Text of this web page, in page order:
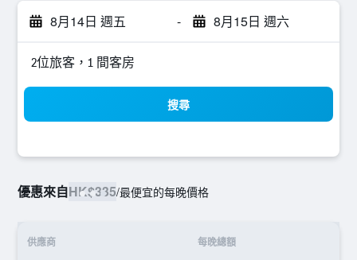
8月14日 週五 - 8月15日 週六
2位旅客，1 間客房
搜尋
優惠來自HK$335/最便宜的每晚價格
供應商 每晚總額